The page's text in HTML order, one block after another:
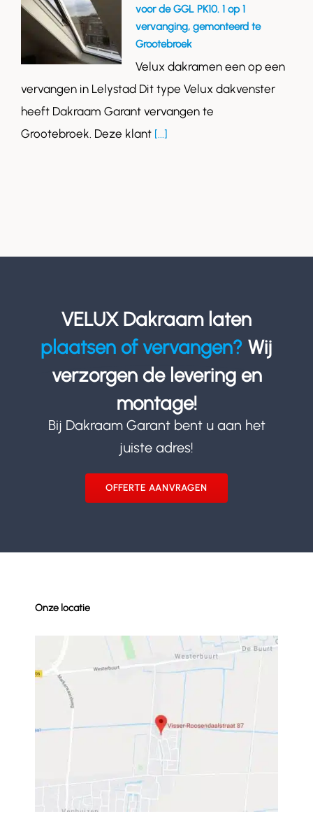
voor de GGL PK10. 1 op 1
vervanging, gemonteerd te
Grootebroek
Velux dakramen een op een
vervangen in Lelystad Dit type Velux dakvenster
heeft Dakraam Garant vervangen te
Grootebroek. Deze klant [...]
VELUX Dakraam laten
plaatsen of vervangen? Wij
verzorgen de levering en
montage!
Bij Dakraam Garant bent u aan het
juiste adres!
OFFERTE AANVRAGEN
Onze locatie